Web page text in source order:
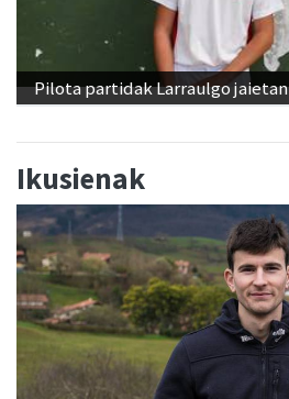
Pilota partidak Larraulgo jaietan
Ikusienak